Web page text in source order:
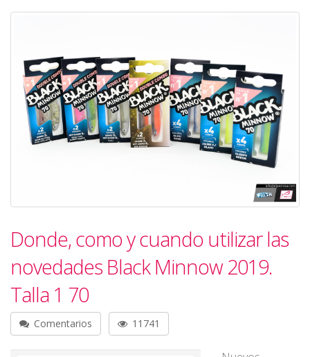
Donde, como y cuando utilizar las
novedades Black Minnow 2019.
Talla 1 70
Comentarios 11741